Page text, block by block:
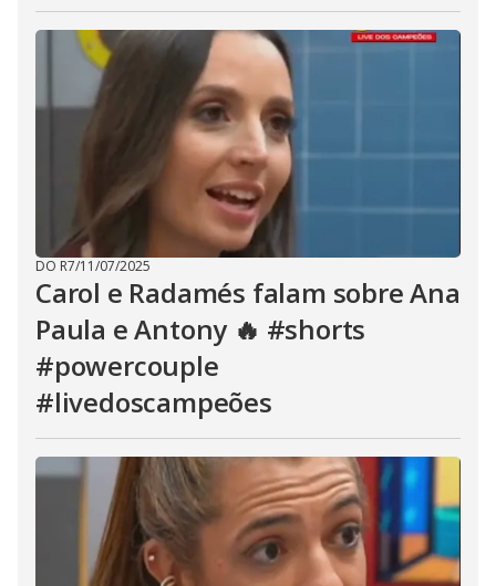
DO R7/11/07/2025
Carol e Radamés falam sobre Ana
Paula e Antony 🔥 #shorts
#powercouple
#livedoscampeões